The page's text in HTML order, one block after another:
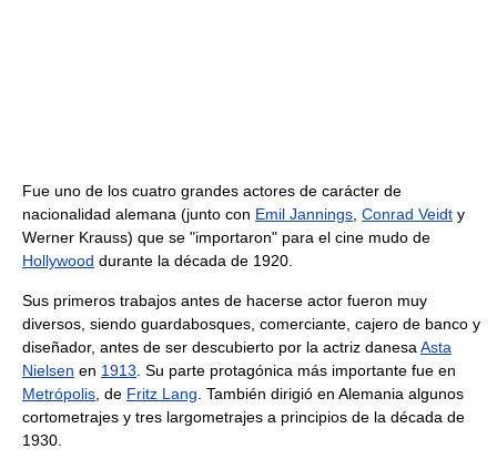
Fue uno de los cuatro grandes actores de carácter de
nacionalidad alemana (junto con Emil Jannings Conrad Veidt y
Werner Krauss) que se "importaron" para el cine mudo de
Hollywood durante la década de 1920.
Sus primeros trabajos antes de hacerse actor fueron muy
diversos, siendo guardabosques, comerciante, cajero de banco y
diseñador, antes de ser descubierto por la actriz danesa Asta
Nielsen en 1913 . Su parte protagónica más importante fue en
Metrópolis , de Fritz Lang . También dirigió en Alemania algunos
cortometrajes y tres largometrajes a principios de la década de
1930.